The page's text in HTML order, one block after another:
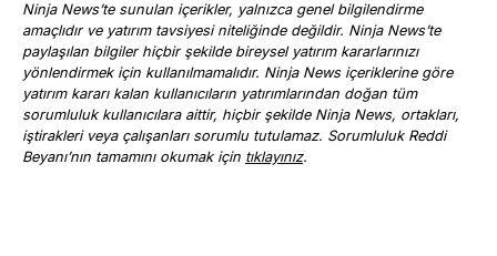
Ninja News’te sunulan içerikler, yalnızca genel bilgilendirme
amaçlıdır ve yatırım tavsiyesi niteliğinde değildir. Ninja News’te
paylaşılan bilgiler hiçbir şekilde bireysel yatırım kararlarınızı
yönlendirmek için kullanılmamalıdır. Ninja News içeriklerine göre
yatırım kararı kalan kullanıcıların yatırımlarından doğan tüm
sorumluluk kullanıcılara aittir, hiçbir şekilde Ninja News, ortakları,
iştirakleri veya çalışanları sorumlu tutulamaz. Sorumluluk Reddi
Beyanı’nın tamamını okumak için tıklayınız.